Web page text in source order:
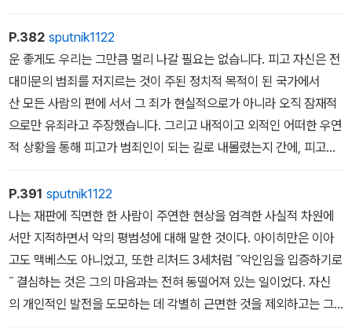
는 도구들을 사용해서 이러한 이중적 위협을 처리하는 것을 가능하
게 한다는점은 우리를 전율케 하기에 충분할 것이다. 본질적으로 바
로 그 같은 이유에서 전례 없는 일이 일단 발생했다면 그것은 미래
에 선례가 될 것이고, ‘인류에 대한 범죄‘에 대해 다루는 모든 재판
은 오늘날 아직 ‘이상‘인 기준에 따라 판단되어야만 한다.
인 모습은 잔혹한 일들을 모두 모아놓는 것보다도 더 끔찍한 일
이 될 것이다. 왜냐하면 그것은 (뉘른베르크에서 피고와 그의 변호사
들에 의해 반복적으로 언급된 것처럼) 사실상 인류의 적인 이러한 새
로운 유형의 범죄자는 자기가 잘못하고 있다는 것을 알거나느끼는 것
을 거의 불가능하게 만드는 상황에서 범죄를 저질렀기 때문이다. 이
런 점에서 아이히만 재판에서 나온 증거는 주요 전법들에 대한재판에
서 제시된 증거보다 훨씬 더 신빙성이 있다. 자신은 분명한 양심을 갖
고 있었다는 항변은 보다 쉽게 기각되었는데 왜냐하면 그러한 항변
은 ‘상관의 명령‘에 대해 복종해야 한다는 논지와, 간헐적인 불복종
에 대한 여러 형태의 자부심이 결합된 것이었기 때문이다. 그런데 비
록 피고의 나쁜 신념이 분명히 드러난다고 해도, 죄를 느끼는 양심
이 실제로 입증되는 유일한 근거는 나치스, 특히 아이히만이 속한 범
죄 조직들이 전쟁 끝나기 전 몇 달 동안 그들의 범죄의 증거들을 그토
록 아주 열심히 파괴한 것은 사실이었다. 그리고 이 근거는 다소 위태
P.382 sputnik1122
운 좋게도 우리는 그만큼 멀리 나갈 필요는 없습니다. 피고 자신은 전
대미문의 범죄를 저지르는 것이 주된 정치적 목적이 된 국가에서
산 모든 사람의 편에 서서 그 죄가 현실적으로가 아니라 오직 잠재적
으로만 유죄라고 주장했습니다. 그리고 내적이고 외적인 어떠한 우연
적 상황을 통해 피고가 범죄인이 되는 길로 내몰렸는지 간에, 피고
가 행한 일의 현실성과 다른 사람들이 했을지도 모르는 일이라는 잠
재성 사이에는 협곡이 있습니다. 우리는 여기서 오직 피고가 한 일에
만 관여할 뿐, 피고의 내적 삶과 피고의 동기에서 가능한 비범죄적본
성 또는 피고 주위에 있는 사람들의 범죄 가능성에는 관여하지않습니
다. 피고는 피고의 이야기를 불운에 찬 이야기로 만들어 들려주었습
니다. 그리고 그러한 상황을 알고 있는 우리는 어느 정도까지는 만
일 상황이 보다 유리했더라면 피고는 우리 앞이나 또는 다른 형사재
판소로 나오지 않았을 가능성이 상당히 있다는 점도 당신에게 인정
P.391 sputnik1122
나는 재판에 직면한 한 사람이 주연한 현상을 엄격한 사실적 차원에
서만 지적하면서 악의 평범성에 대해 말한 것이다. 아이히만은 이아
고도 맥베스도 아니었고, 또한 리처드 3세처럼 ˝악인임을 입증하기로
˝ 결심하는 것은 그의 마음과는 전혀 동떨어져 있는 일이었다. 자신
의 개인적인 발전을 도모하는 데 각별히 근면한 것을 제외하고는 그
는 어떠한 동기도 갖고 있지 않았다. 그리고 이러한 근면성 자체는 결